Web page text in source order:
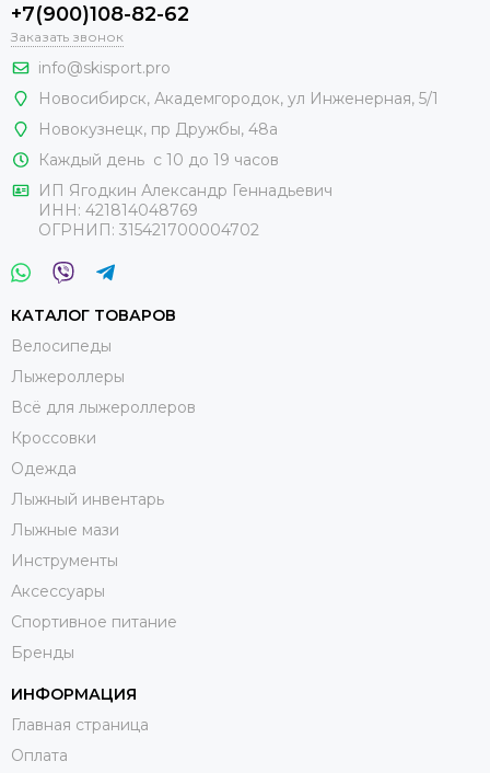
+7(900)108-82-62
Заказать звонок
info@skisport.pro
Новосибирск, Академгородок, ул Инженерная, 5/1
Новокузнецк, пр Дружбы, 48а
Каждый день с 10 до 19 часов
ИП Ягодкин Александр Геннадьевич
ИНН: 421814048769
ОГРНИП: 315421700004702
КАТАЛОГ ТОВАРОВ
Велосипеды
Лыжероллеры
Всё для лыжероллеров
Кроссовки
Одежда
Лыжный инвентарь
Лыжные мази
Инструменты
Аксессуары
Спортивное питание
Бренды
ИНФОРМАЦИЯ
Главная страница
Оплата